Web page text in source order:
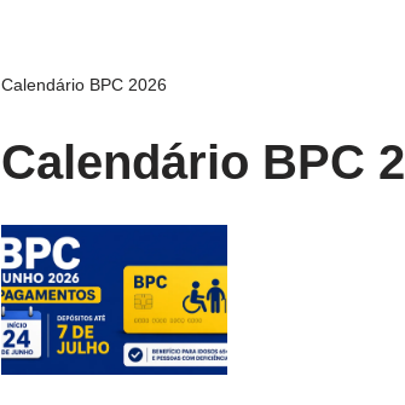
Calendário BPC 2026
Calendário BPC